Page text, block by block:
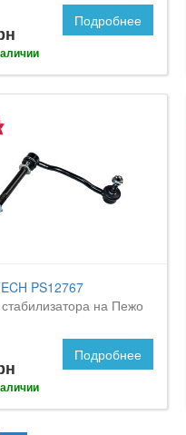
Подробнее
PS12767
на Пежо
Подробнее